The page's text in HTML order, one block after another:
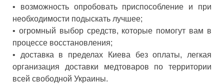
• возможность опробовать приспособление и при
необходимости подыскать лучшее;
• огромный выбор средств, которые помогут вам в
процессе восстановления;
• доставка в пределах Киева без оплаты, легкая
организация доставки медтоваров по территории
всей свободной Украины.